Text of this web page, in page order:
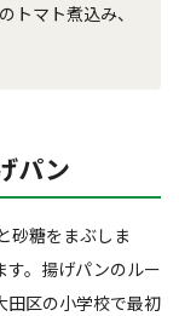
トマト煮込み、
パン
砂糖をまぶしま
す。揚げパンのルー
田区の小学校で最初